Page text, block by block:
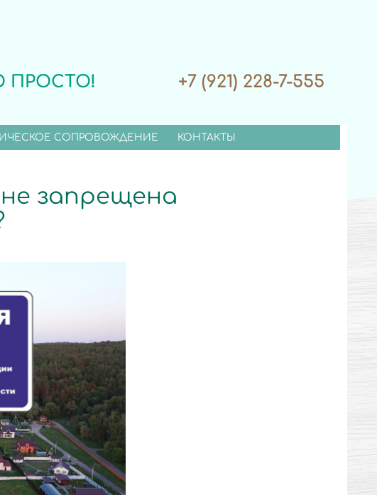
ПРОСТО! +7 (921) 228-7-555
СОПРОВОЖДЕНИЕ КОНТАКТЫ
запрещена